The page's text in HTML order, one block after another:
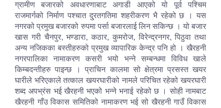
ग्रामीण बजारको अवधारणाबाट अगाडी आएको यो पूर्व पश्चिम
राजमार्गको निर्माण पश्चात दु्रतगतिमा शहरीकरण भै रहेको छ । यस
नगरको प्रमुख बजारको रुपमा पर्सा बजारलाई लिन सकिन्छ । यो बजार
खास गरी चैनपुर, भण्डारा, कठार, कुमरोज, विरेन्द्रनगर, पिठुवा तथा
अन्य नजिकका बस्तीहरुको प्रमुख व्यापारिक केन्द्र पनि हो । खैरहनी
नगरपालिका नामाकरण कसरी भयो भन्ने सम्बन्धमा विविध खाले
किम्बदन्तीहरु पाइन्छ । प्राचिन कालमा सो क्षेत्रमा प्रसस्त खयर
घारीले भरिएकाले तत्काल खयरघारीको नामले परिचित रहेको खयरघारी
शब्द अपभ्रंस भई खैरहनी भएको भन्ने भनाई रहेको छ । सोही नामबाट
खैरहनी गाँउ विकास समितिको नामाकरण भई सो खैरहनी गाउँ विकास